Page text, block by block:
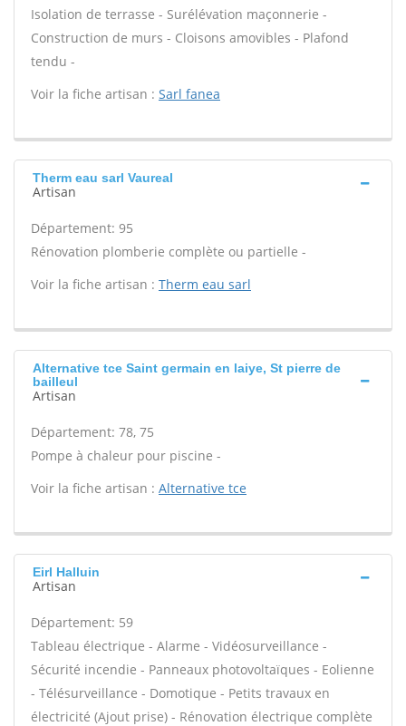
Isolation de terrasse - Surélévation maçonnerie -
Construction de murs - Cloisons amovibles - Plafond
tendu -
Voir la fiche artisan : Sarl fanea
Therm eau sarl Vaureal
Artisan
Département: 95
Rénovation plomberie complète ou partielle -
Voir la fiche artisan : Therm eau sarl
Alternative tce Saint germain en laiye, St pierre de
bailleul
Artisan
Département: 78, 75
Pompe à chaleur pour piscine -
Voir la fiche artisan : Alternative tce
Eirl Halluin
Artisan
Département: 59
Tableau électrique - Alarme - Vidéosurveillance -
Sécurité incendie - Panneaux photovoltaïques - Eolienne
- Télésurveillance - Domotique - Petits travaux en
électricité (Ajout prise) - Rénovation électrique complète